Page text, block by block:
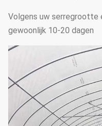
Volgens uw serregrootte
gewoonlijk 10-20 dagen